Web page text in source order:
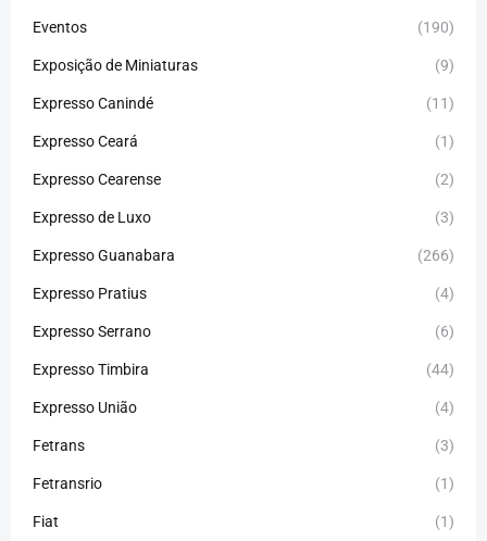
Eventos (190)
Exposição de Miniaturas (9)
Expresso Canindé (11)
Expresso Ceará (1)
Expresso Cearense (2)
Expresso de Luxo (3)
Expresso Guanabara (266)
Expresso Pratius (4)
Expresso Serrano (6)
Expresso Timbira (44)
Expresso União (4)
Fetrans (3)
Fetransrio (1)
Fiat (1)